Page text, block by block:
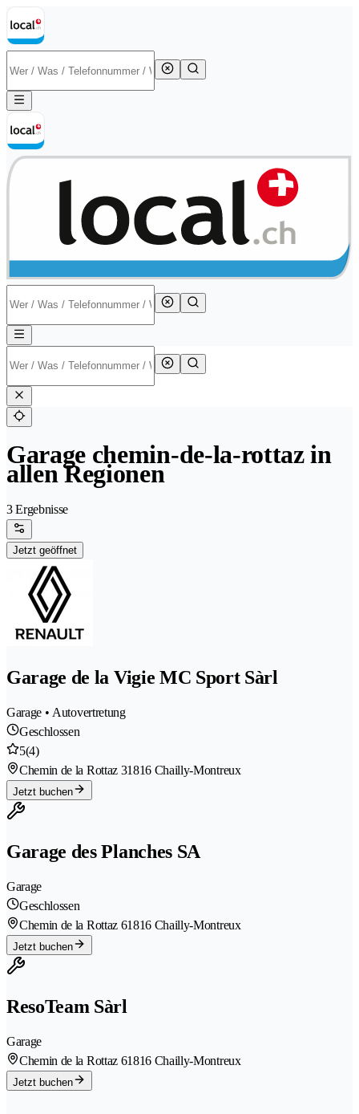
Garage chemin-de-la-rottaz in
allen Regionen
3 Ergebnisse
Jetzt geöffnet
Garage de la Vigie MC Sport Sàrl
Garage • Autovertretung
Geschlossen
5(4)
Chemin de la Rottaz 31816 Chailly-Montreux
Jetzt buchen
Garage des Planches SA
Garage
Geschlossen
Chemin de la Rottaz 61816 Chailly-Montreux
Jetzt buchen
ResoTeam Sàrl
Garage
Chemin de la Rottaz 61816 Chailly-Montreux
Jetzt buchen